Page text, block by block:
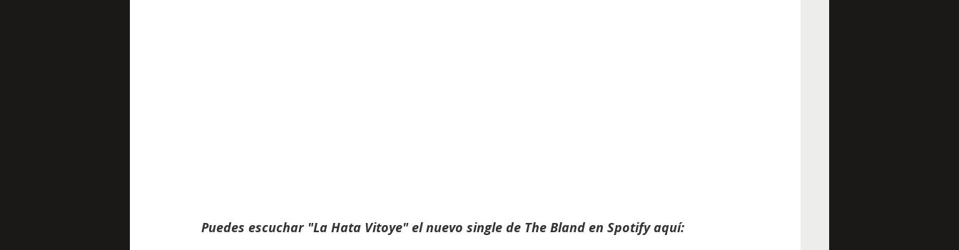
Puedes escuchar "La Hata Vitoye" el nuevo single de The Bland en Spotify aquí: